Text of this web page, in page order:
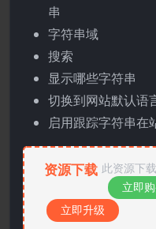
串
字符串域
搜索
显示哪些字符串
切换到网站默认语
启用跟踪字符串在
资源下载 此资源下
立即
立即升级